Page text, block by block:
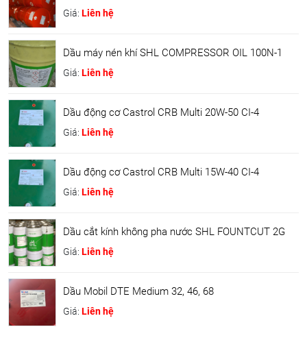
Giá: Liên hệ
Dầu máy nén khí SHL COMPRESSOR OIL 100N-1
Giá: Liên hệ
Dầu động cơ Castrol CRB Multi 20W-50 CI-4
Giá: Liên hệ
Dầu động cơ Castrol CRB Multi 15W-40 CI-4
Giá: Liên hệ
Dầu cắt kính không pha nước SHL FOUNTCUT 2G
Giá: Liên hệ
Dầu Mobil DTE Medium 32, 46, 68
Giá: Liên hệ